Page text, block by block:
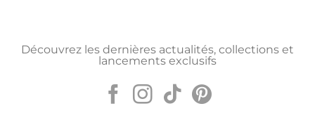
Découvrez les dernières actualités, collections et
lancements exclusifs